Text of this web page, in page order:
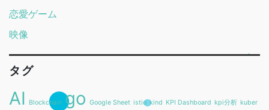
恋愛ゲーム
映像
タグ
AI Blockchain go Google Sheet istio kind KPI Dashboard kpi分析 kuber